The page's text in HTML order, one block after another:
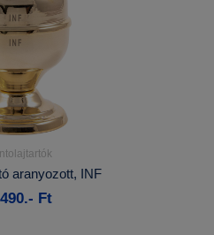
Kosárba
aranyozott, INF
Ft